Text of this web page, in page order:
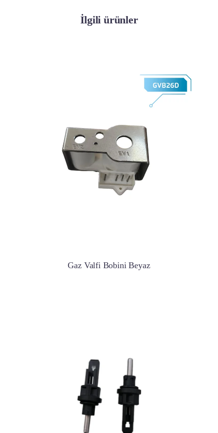
İlgili ürünler
Gaz Valfi Bobini Beyaz